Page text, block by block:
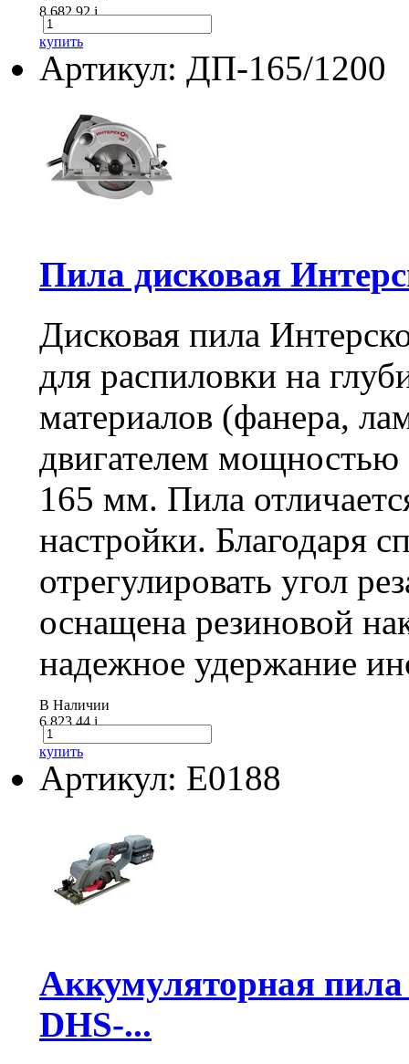
8 682.92i
купить
Артикул: ДП-165/1200
Пила дисковая
Дисковая пила
для распиловки на
материалов (фанера,
двигателем
165 мм. Пила
настройки. Благодаря
отрегулировать угол
оснащена резиновой
надежное удержание
В Наличии
6 823.44i
купить
Артикул: E0188
Аккумуляторная
DHS-...